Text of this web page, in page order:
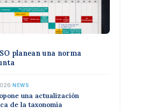
planean una norma
·NEWS
una actualización
de la taxonomía